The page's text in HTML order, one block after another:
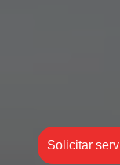
Solicitar